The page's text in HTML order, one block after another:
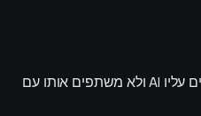
אנחנו משתמשים בסיכום שלך כדי לייצר את הדוח שעבורו שילמת, שומרים אותו בקישור פרטי שרק אתה ניגש אליו, ולא מציקים יותר. אנחנו לא מוכרים את הרעיון שלך, לא מאמנים עליו AI ולא משתפים אותו עם